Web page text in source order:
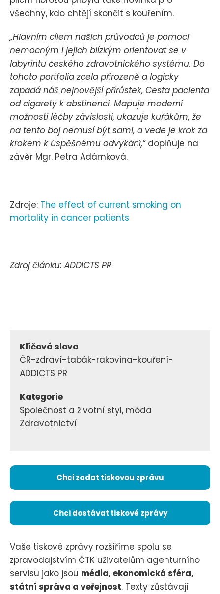
všechny, kdo chtějí skončit s kouřením.
„Hlavním cílem našich průvodců je pomoci
nemocným i jejich blízkým orientovat se v
labyrintu českého zdravotnického systému. Do
tohoto portfolia zcela přirozeně a logicky
zapadá náš nejnovější přírůstek, Cesta pacienta
od cigarety k abstinenci. Mapuje moderní
možnosti léčby závislosti, ukazuje kuřákům, že
na tento boj nemusí být sami, a vede je krok za
krokem k úspěšnému odvykání,“ doplňuje na
závěr Mgr. Petra Adámková.
Zdroje: The effect of current smoking on
mortality in cancer patients
Zdroj článku: ADDICTS PR
Klíčová slova
ČR-zdraví-tabák-rakovina-kouření-
ADDICTS PR
Kategorie
Společnost a životní styl, móda
Zdravotnictví
Chci zadat tiskovou zprávu
Chci dostávat tiskové zprávy
Vaše tiskové zprávy rozšíříme spolu se
zpravodajstvím ČTK uživatelům agenturního
servisu jako jsou média, ekonomická sféra,
státní správa a veřejnost. Texty zůstávají